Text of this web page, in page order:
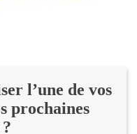
l’une de vos
prochaines